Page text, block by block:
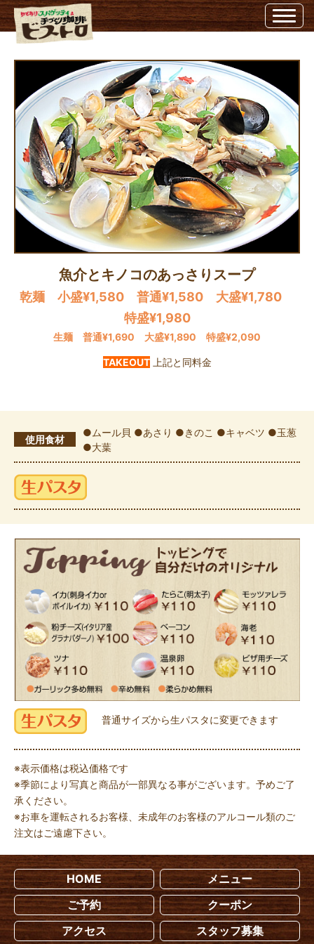
魚介とキノコのあっさりスープ | 埼玉県越谷市のビストロ埼玉県越谷市のビストロ
魚介とキノコのあっさりスープ
乾麺 小盛¥1,580 普通¥1,580 大盛¥1,780
特盛¥1,980
生麺 普通¥1,690 大盛¥1,890 特盛¥2,090
TAKEOUT上記と同料金
使用食材
●ムール貝 ●あさり ●きのこ ●キャベツ ●玉葱
●大葉
普通サイズから生パスタに変更できます
※表示価格は税込価格です
※季節により写真と商品が一部異なる事がございます。予めご了
承ください。
※お車を運転されるお客様、未成年のお客様のアルコール類のご
注文はご遠慮下さい。
HOME
メニュー
ご予約
クーポン
アクセス
スタッフ募集